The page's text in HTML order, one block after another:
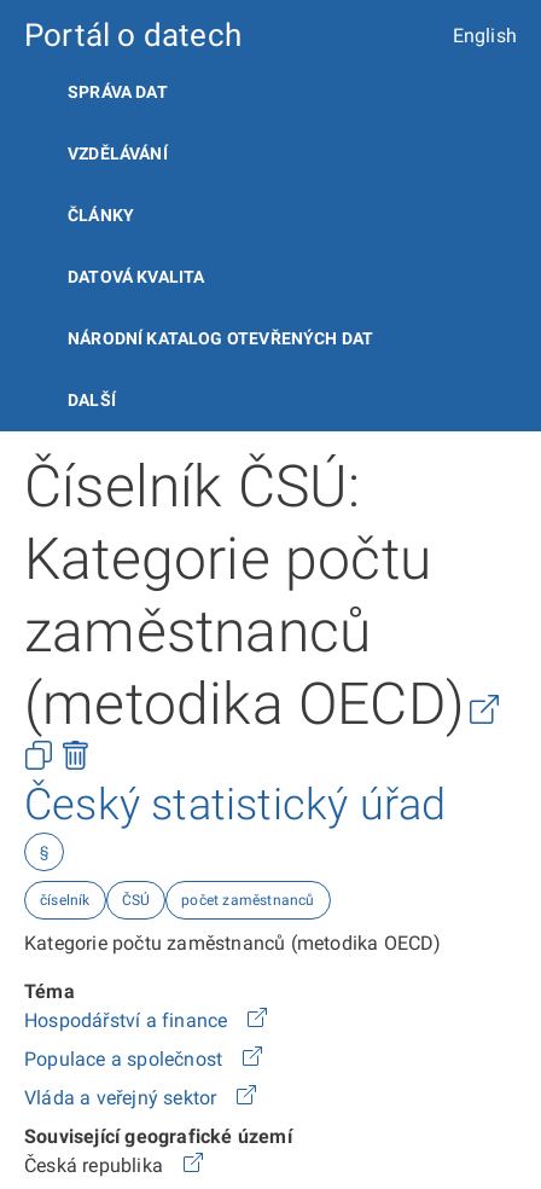
Portál o datech English
SPRÁVA DAT
VZDĚLÁVÁNÍ
ČLÁNKY
DATOVÁ KVALITA
NÁRODNÍ KATALOG OTEVŘENÝCH DAT
DALŠÍ
Číselník ČSÚ:
Kategorie počtu
zaměstnanců
(metodika OECD)
Český statistický úřad
§
číselník ČSÚ počet zaměstnanců
Kategorie počtu zaměstnanců (metodika OECD)
Téma
Hospodářství a finance
Populace a společnost
Vláda a veřejný sektor
Související geografické území
Česká republika